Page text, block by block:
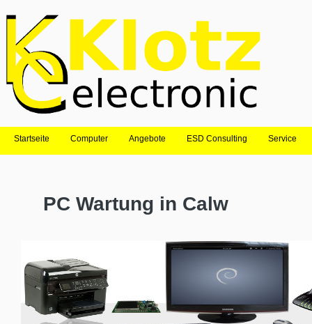
Startseite Computer Angebote ESD Consulting Service
PC Wartung in Calw